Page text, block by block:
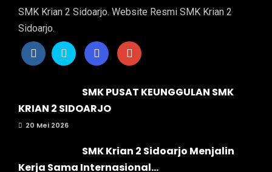
SMK Krian 2 Sidoarjo. Website Resmi SMK Krian 2
Sidoarjo.
SMK PUSAT KEUNGGULAN SMK
KRIAN 2 SIDOARJO
20 Mei 2026
SMK Krian 2 Sidoarjo Menjalin
Kerja Sama Internasional...